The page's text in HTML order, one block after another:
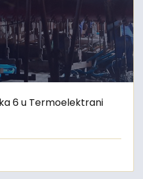
6 u Termoelektrani